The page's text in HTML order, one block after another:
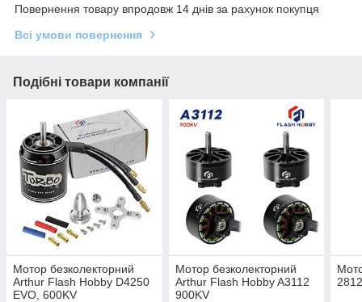
Повернення товару впродовж 14 днів за рахунок покупця
Всі умови повернення
Подібні товари компанії
Мотор безколекторний
Arthur Flash Hobby D4250
EVO, 600KV
Мотор безколекторний
Arthur Flash Hobby A3112
900KV